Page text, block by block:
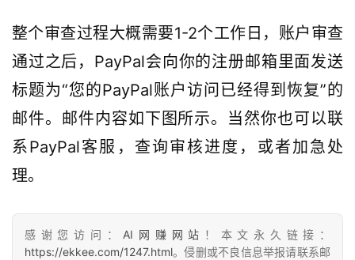
整个审查过程大概需要1-2个工作日，账户审查
通过之后，PayPal会向你的注册邮箱里面发送
标题为“您的PayPal账户访问已经得到恢复”的
邮件。邮件内容如下图所示。当然你也可以联
系PayPal客服，查询审核进度，或者加急处
理。
感谢您访问： AI网赚网站 ！本文永久链接：
https://ekkee.com/1247.html。侵删或不良信息举报请联系邮